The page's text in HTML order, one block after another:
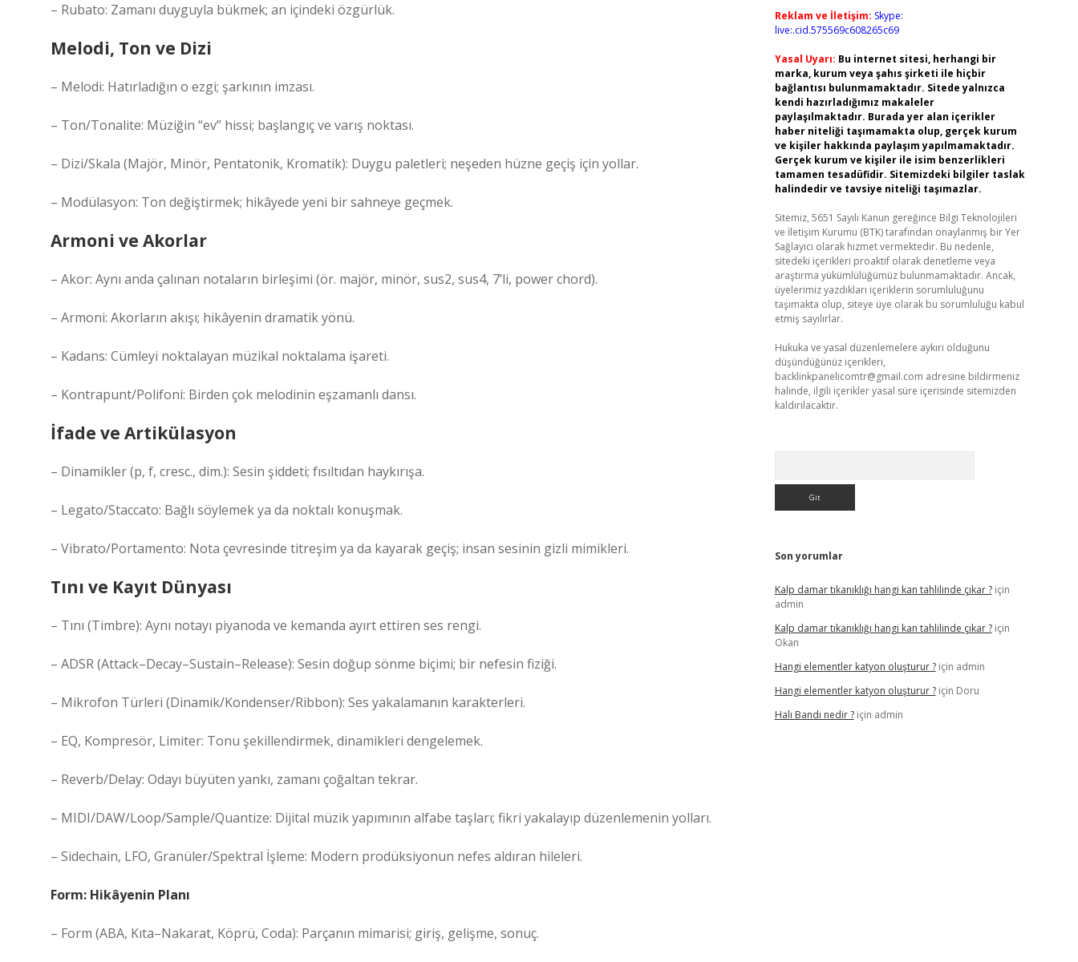
– Rubato: Zamanı duyguyla bükmek; an içindeki özgürlük.
Melodi, Ton ve Dizi
– Melodi: Hatırladığın o ezgi; şarkının imzası.
– Ton/Tonalite: Müziğin “ev” hissi; başlangıç ve varış noktası.
– Dizi/Skala (Majör, Minör, Pentatonik, Kromatik): Duygu paletleri; neşeden hüzne geçiş için yollar.
– Modülasyon: Ton değiştirmek; hikâyede yeni bir sahneye geçmek.
Armoni ve Akorlar
– Akor: Aynı anda çalınan notaların birleşimi (ör. majör, minör, sus2, sus4, 7’li, power chord).
– Armoni: Akorların akışı; hikâyenin dramatik yönü.
– Kadans: Cümleyi noktalayan müzikal noktalama işareti.
– Kontrapunt/Polifoni: Birden çok melodinin eşzamanlı dansı.
İfade ve Artikülasyon
– Dinamikler (p, f, cresc., dim.): Sesin şiddeti; fısıltıdan haykırışa.
– Legato/Staccato: Bağlı söylemek ya da noktalı konuşmak.
– Vibrato/Portamento: Nota çevresinde titreşim ya da kayarak geçiş; insan sesinin gizli mimikleri.
Tını ve Kayıt Dünyası
– Tını (Timbre): Aynı notayı piyanoda ve kemanda ayırt ettiren ses rengi.
– ADSR (Attack–Decay–Sustain–Release): Sesin doğup sönme biçimi; bir nefesin fiziği.
– Mikrofon Türleri (Dinamik/Kondenser/Ribbon): Ses yakalamanın karakterleri.
– EQ, Kompresör, Limiter: Tonu şekillendirmek, dinamikleri dengelemek.
– Reverb/Delay: Odayı büyüten yankı, zamanı çoğaltan tekrar.
– MIDI/DAW/Loop/Sample/Quantize: Dijital müzik yapımının alfabe taşları; fikri yakalayıp düzenlemenin yolları.
– Sidechain, LFO, Granüler/Spektral İşleme: Modern prodüksiyonun nefes aldıran hileleri.
Form: Hikâyenin Planı
– Form (ABA, Kıta–Nakarat, Köprü, Coda): Parçanın mimarisi; giriş, gelişme, sonuç.
Reklam ve İletişim: Skype:
live:.cid.575569c608265c69
Yasal Uyarı: Bu internet sitesi, herhangi bir
marka, kurum veya şahıs şirketi ile hiçbir
bağlantısı bulunmamaktadır. Sitede yalnızca
kendi hazırladığımız makaleler
paylaşılmaktadır. Burada yer alan içerikler
haber niteliği taşımamakta olup, gerçek kurum
ve kişiler hakkında paylaşım yapılmamaktadır.
Gerçek kurum ve kişiler ile isim benzerlikleri
tamamen tesadüfidir. Sitemizdeki bilgiler taslak
halindedir ve tavsiye niteliği taşımazlar.
Sitemiz, 5651 Sayılı Kanun gereğince Bilgi Teknolojileri
ve İletişim Kurumu (BTK) tarafından onaylanmış bir Yer
Sağlayıcı olarak hizmet vermektedir. Bu nedenle,
sitedeki içerikleri proaktif olarak denetleme veya
araştırma yükümlülüğümüz bulunmamaktadır. Ancak,
üyelerimiz yazdıkları içeriklerin sorumluluğunu
taşımakta olup, siteye üye olarak bu sorumluluğu kabul
etmiş sayılırlar.
Hukuka ve yasal düzenlemelere aykırı olduğunu
düşündüğünüz içerikleri,
backlinkpanelicomtr@gmail.com adresine bildirmeniz
halinde, ilgili içerikler yasal süre içerisinde sitemizden
kaldırılacaktır.
Son yorumlar
Kalp damar tıkanıklığı hangi kan tahlilinde çıkar ?için
admin
Kalp damar tıkanıklığı hangi kan tahlilinde çıkar ?için
Okan
Hangi elementler katyon oluşturur ?için admin
Hangi elementler katyon oluşturur ?için Doru
Halı Bandı nedir ?için admin